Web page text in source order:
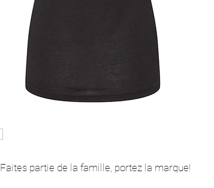
Faites partie de la famille, portez la marque!